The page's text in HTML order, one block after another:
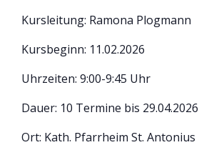
Kursleitung: Ramona Plogmann
Kursbeginn: 11.02.2026
Uhrzeiten: 9:00-9:45 Uhr
Dauer: 10 Termine bis 29.04.2026
Ort: Kath. Pfarrheim St. Antonius